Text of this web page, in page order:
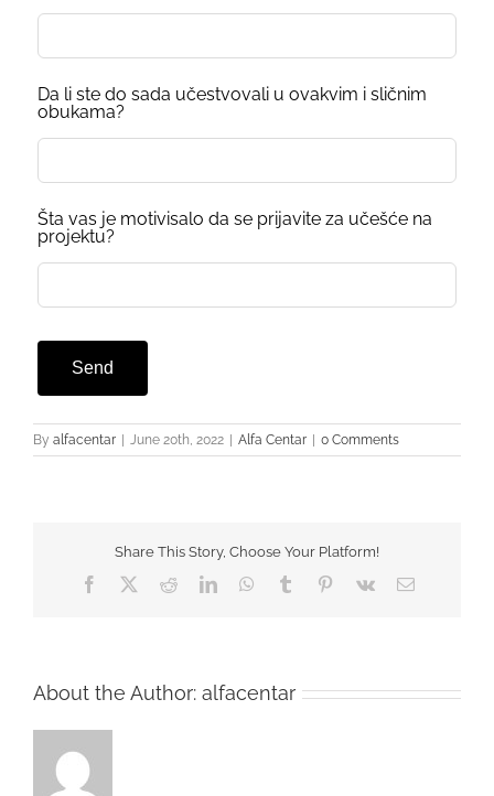
Da li ste do sada učestvovali u ovakvim i sličnim
obukama?
Šta vas je motivisalo da se prijavite za učešće na
projektu?
Send
By alfacentar June 20th, 2022 Alfa Centar 0 Comments
Share This Story, Choose Your Platform!
Facebook
TwitterRedditLinkedInWhatsApp
Tumblr Pinterest
Vk Email
About the Author: alfacentar